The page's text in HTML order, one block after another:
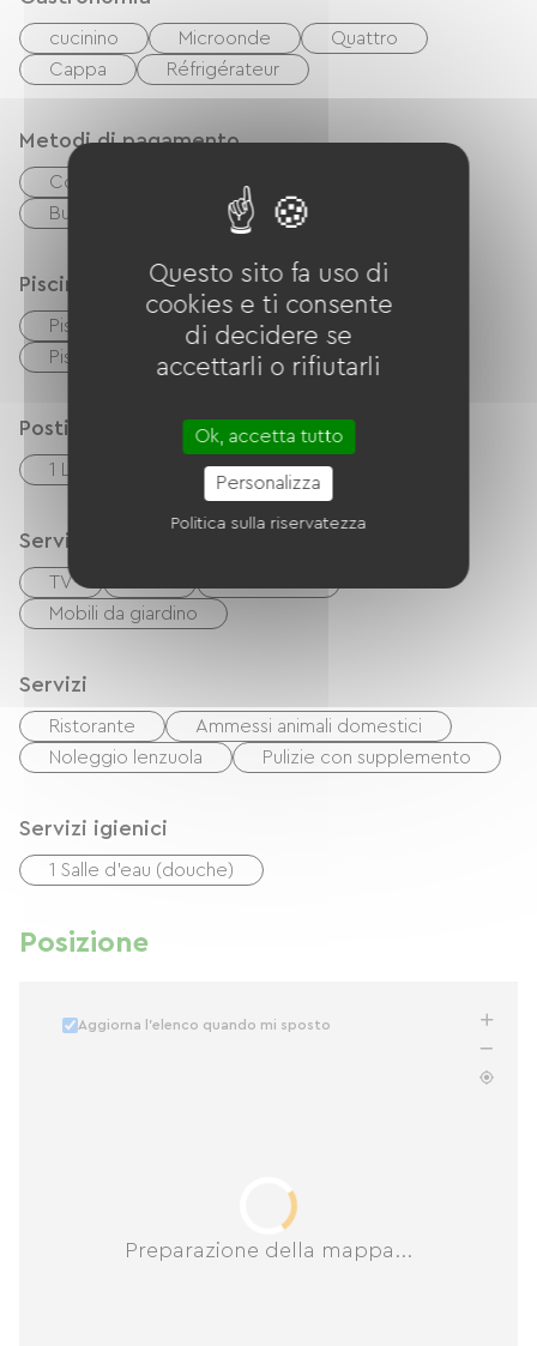
cucinino Microonde
Quattro
Cappa
Réfrigérateur
Metodi di pagamento
Controlli contanti
Buon CAF
Piscina
Piscina collettiva
Piscina coperta
Piscina riscaldata
piscina per bambini
Posti letto
1 Lits 140cm 2 Lits 90cm
Servizi
TV
Mobili da giardino
Servizi
Ristorante
Ammessi animali domestici
Noleggio lenzuola
Pulizie con supplemento
Servizi igienici
1 Salle d'eau (douche)
Posizione
Preparazione della mappa...
Aggiorna l'elenco quando mi sposto
Questo sito fa uso di
cookies e ti consente
di decidere se
accettarli o rifiutarli
Ok, accetta tutto
Personalizza
Politica sulla riservatezza